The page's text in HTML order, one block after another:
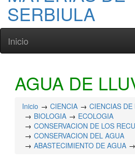
SERBIULA
Inicio
AGUA DE
Inicio CIENCIA
CIENCIAS DE
BIOLOGIA
ECOLOGIA
CONSERVACION DE LOS
CONSERVACION DEL AGUA
ABASTECIMIENTO DE AGUA